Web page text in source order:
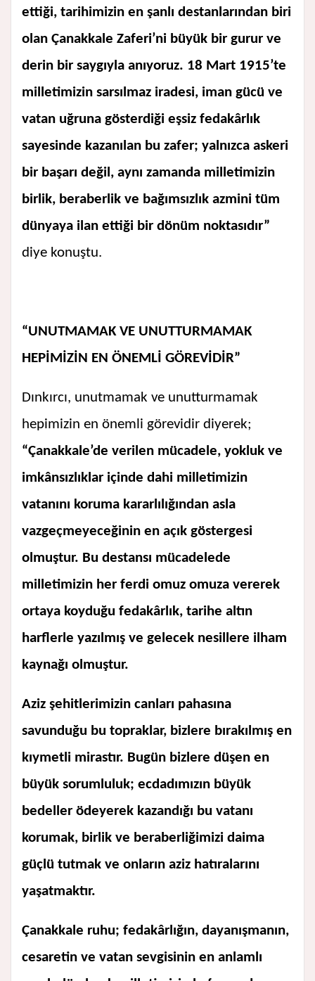
ettiği, tarihimizin en şanlı destanlarından biri
olan Çanakkale Zaferi’ni büyük bir gurur ve
derin bir saygıyla anıyoruz. 18 Mart 1915’te
milletimizin sarsılmaz iradesi, iman gücü ve
vatan uğruna gösterdiği eşsiz fedakârlık
sayesinde kazanılan bu zafer; yalnızca askeri
bir başarı değil, aynı zamanda milletimizin
birlik, beraberlik ve bağımsızlık azmini tüm
dünyaya ilan ettiği bir dönüm noktasıdır”
diye konuştu.
“UNUTMAMAK VE UNUTTURMAMAK
HEPİMİZİN EN ÖNEMLİ GÖREVİDİR”
Dınkırcı, unutmamak ve unutturmamak
hepimizin en önemli görevidir diyerek;
“Çanakkale’de verilen mücadele, yokluk ve
imkânsızlıklar içinde dahi milletimizin
vatanını koruma kararlılığından asla
vazgeçmeyeceğinin en açık göstergesi
olmuştur. Bu destansı mücadelede
milletimizin her ferdi omuz omuza vererek
ortaya koyduğu fedakârlık, tarihe altın
harflerle yazılmış ve gelecek nesillere ilham
kaynağı olmuştur.
Aziz şehitlerimizin canları pahasına
savunduğu bu topraklar, bizlere bırakılmış en
kıymetli mirastır. Bugün bizlere düşen en
büyük sorumluluk; ecdadımızın büyük
bedeller ödeyerek kazandığı bu vatanı
korumak, birlik ve beraberliğimizi daima
güçlü tutmak ve onların aziz hatıralarını
yaşatmaktır.
Çanakkale ruhu; fedakârlığın, dayanışmanın,
cesaretin ve vatan sevgisinin en anlamlı